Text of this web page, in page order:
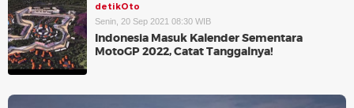
detikOto
Senin, 20 Sep 2021 08:30 WIB
Indonesia Masuk Kalender Sementara
MotoGP 2022, Catat Tanggalnya!